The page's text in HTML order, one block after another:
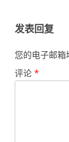
发表回复
您的电子邮箱
评论 *